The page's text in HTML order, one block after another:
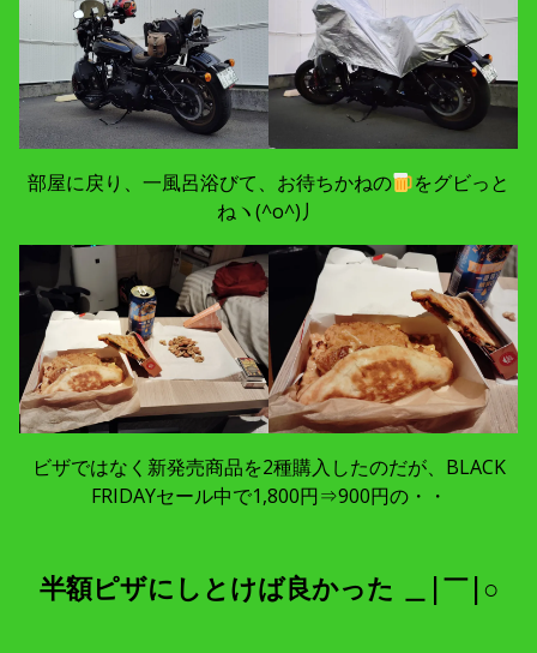
部屋に戻り、一風呂浴びて、お待ちかねの
をグビっと
ねヽ(^o^)丿
ビザではなく新発売商品を2種購入したのだが、BLACK
FRIDAYセール中で1,800円⇒900円の・・
半額ピザにしとけば良かった ＿|￣|○